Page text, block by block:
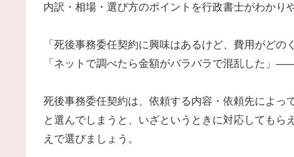
内訳・相場・選び方のポイントを行政書士がわかり
「死後事務委任契約に興味はあるけど、費用がどの
「ネットで調べたら金額がバラバラで混乱した」
死後事務委任契約は、依頼する内容・依頼先によっ
と選んでしまうと、いざというときに対応してもら
えで選びましょう。